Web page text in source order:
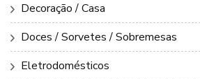
Decoração / Casa
Doces / Sorvetes / Sobremesas
Eletrodomésticos